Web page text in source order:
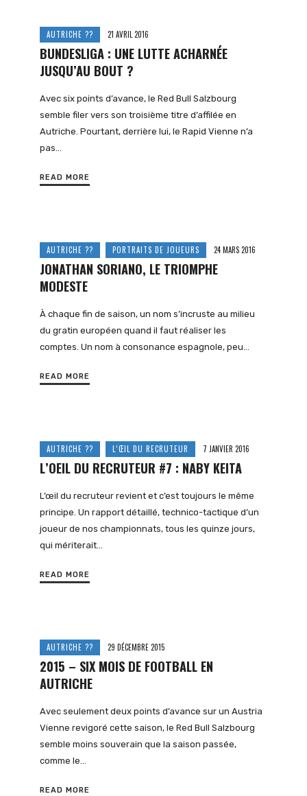
AUTRICHE ?? 21 AVRIL 2016
BUNDESLIGA : UNE LUTTE ACHARNÉE
JUSQU’AU BOUT ?
Avec six points d’avance, le Red Bull Salzbourg
semble filer vers son troisième titre d’affilée en
Autriche. Pourtant, derrière lui, le Rapid Vienne n’a
pas…
READ MORE
AUTRICHE ?? PORTRAITS DE JOUEURS 24 MARS 2016
JONATHAN SORIANO, LE TRIOMPHE
MODESTE
À chaque fin de saison, un nom s’incruste au milieu
du gratin européen quand il faut réaliser les
comptes. Un nom à consonance espagnole, peu…
READ MORE
AUTRICHE ?? L’ŒIL DU RECRUTEUR 7 JANVIER 2016
L’OEIL DU RECRUTEUR #7 : NABY KEITA
L’œil du recruteur revient et c’est toujours le même
principe. Un rapport détaillé, technico-tactique d’un
joueur de nos championnats, tous les quinze jours,
qui mériterait…
READ MORE
AUTRICHE ?? 29 DÉCEMBRE 2015
2015 – SIX MOIS DE FOOTBALL EN
AUTRICHE
Avec seulement deux points d’avance sur un Austria
Vienne revigoré cette saison, le Red Bull Salzbourg
semble moins souverain que la saison passée,
comme le…
READ MORE